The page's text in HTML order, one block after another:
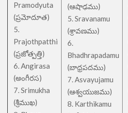
Pramodyuta
(ప్రమోదూత)
5.
Prajothpatthi
(ప్రజోత్పత్తి)
6. Angirasa
(అంగీరస)
7. Srimukha
(శ్రీముఖ)
(ఆషాఢము)
5. Sravanamu
(శ్రావణము)
6.
Bhadhrapadamu
(బాధ్రపదము)
7. Asvayujamu
(ఆశ్వయుజము)
8. Karthikamu